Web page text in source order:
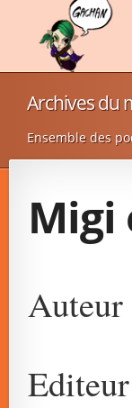
Archives du
Ensemble des
Migi